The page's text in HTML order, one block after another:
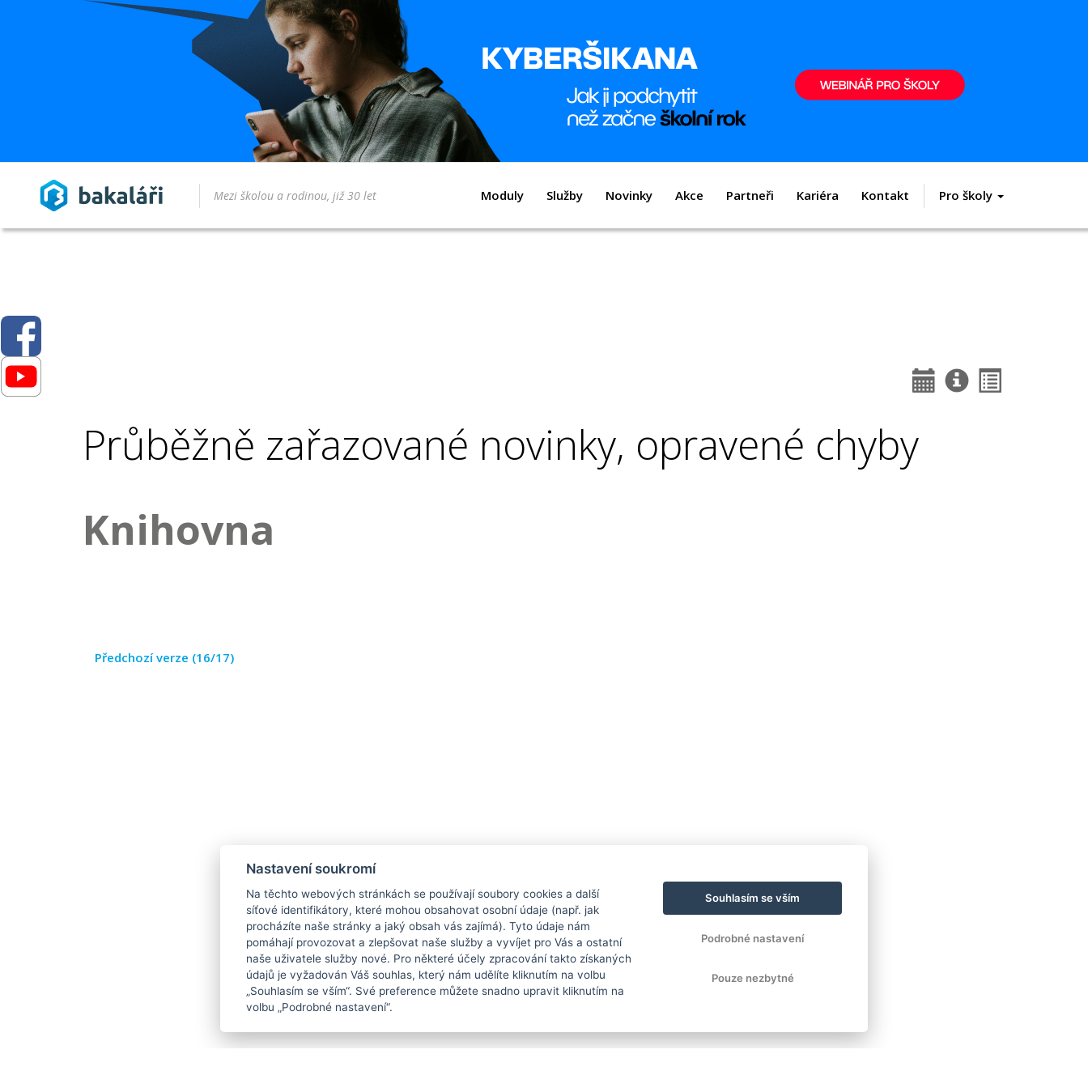
Moduly Služby Novinky Akce Partneři Kariéra Kontakt Pro školy
Průběžně zařazované novinky, opravené chyby
Knihovna
Předchozí verze (16/17)
Nastavení soukromí
Na těchto webových stránkách se používají soubory cookies a další
síťové identifikátory, které mohou obsahovat osobní údaje (např. jak
procházíte naše stránky a jaký obsah vás zajímá). Tyto údaje nám
pomáhají provozovat a zlepšovat naše služby a vyvíjet pro Vás a ostatní
naše uživatele služby nové. Pro některé účely zpracování takto získaných
údajů je vyžadován Váš souhlas, který nám udělíte kliknutím na volbu
„Souhlasím se vším“. Své preference můžete snadno upravit kliknutím na
volbu „Podrobné nastavení“.
Souhlasím se vším
Podrobné nastavení
Pouze nezbytné